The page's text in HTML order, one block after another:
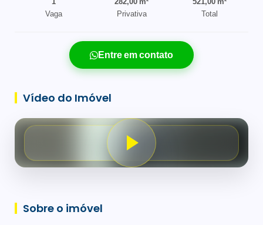
Vaga
Privativa
Total
Entre em contato
Vídeo do Imóvel
Sobre o imóvel